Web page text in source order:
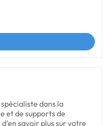
dans la
et de supports de
savoir plus sur votre